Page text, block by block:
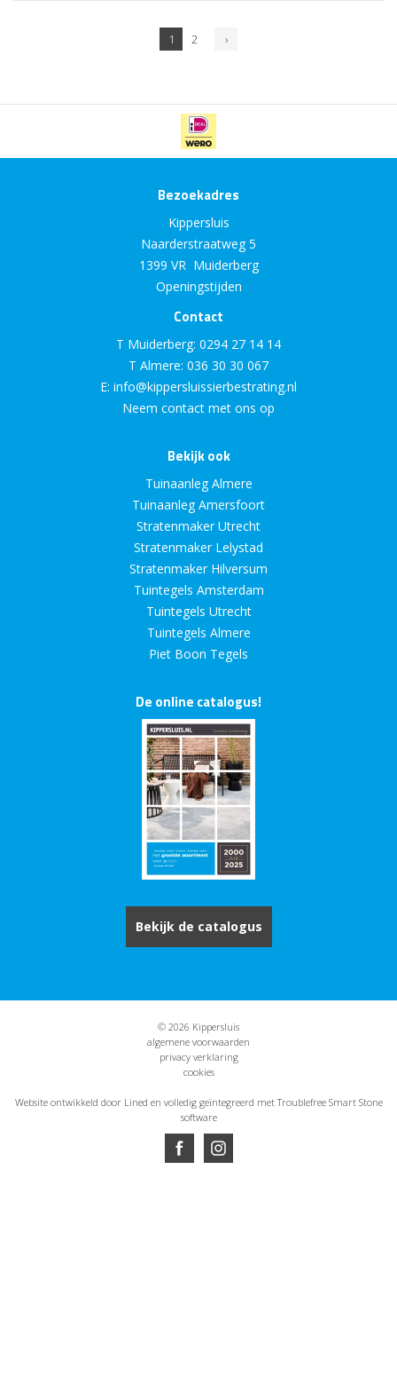
1 2 ›
Bezoekadres
Kippersluis
Naarderstraatweg 5
1399 VR Muiderberg
Openingstijden
Contact
T Muiderberg: 0294 27 14 14
T Almere: 036 30 30 067
E: info@kippersluissierbestrating.nl
Neem contact met ons op
Bekijk ook
Tuinaanleg Almere
Tuinaanleg Amersfoort
Stratenmaker Utrecht
Stratenmaker Lelystad
Stratenmaker Hilversum
Tuintegels Amsterdam
Tuintegels Utrecht
Tuintegels Almere
Piet Boon Tegels
De online catalogus!
Bekijk de catalogus
© 2026 Kippersluis
algemene voorwaarden
privacy verklaring
cookies
Website ontwikkeld door Lined en volledig geïntegreerd met Troublefree Smart Stone
software